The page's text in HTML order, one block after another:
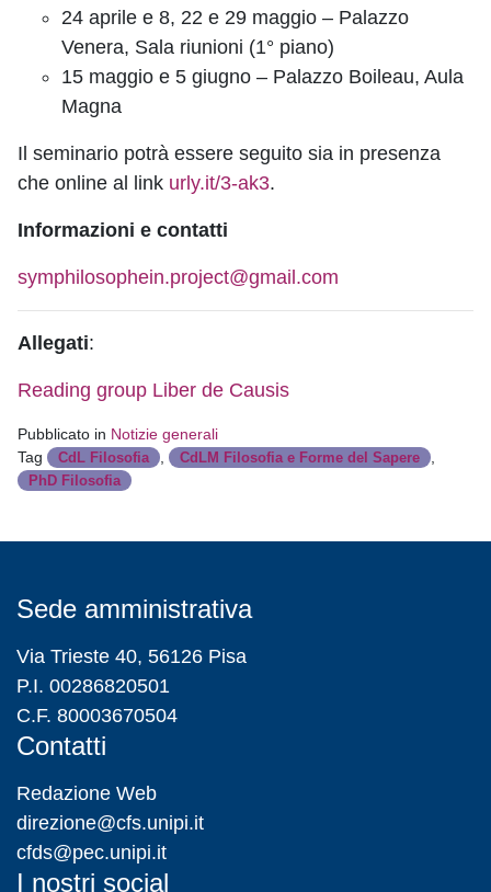
24 aprile e 8, 22 e 29 maggio – Palazzo
Venera, Sala riunioni (1° piano)
15 maggio e 5 giugno – Palazzo Boileau, Aula
Magna
Il seminario potrà essere seguito sia in presenza
che online al link urly.it/3-ak3.
Informazioni e contatti
symphilosophein.project@gmail.com
Allegati:
Reading group Liber de Causis
Pubblicato in Notizie generali
Tag
CdL Filosofia CdLM Filosofia e Forme del Sapere
PhD Filosofia
Sede amministrativa
Via Trieste 40, 56126 Pisa
P.I. 00286820501
C.F. 80003670504
Contatti
Redazione Web
direzione@cfs.unipi.it
cfds@pec.unipi.it
I nostri social